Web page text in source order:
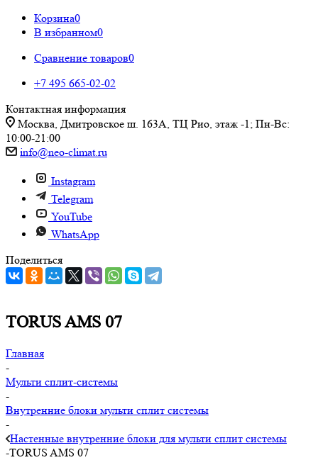
Корзина0
В избранном0
Сравнение товаров0
+7 495 665-02-02
Контактная информация
Москва, Дмитровское ш. 163А, ТЦ Рио, этаж -1; Пн-Вс:
10:00-21:00
info@neo-climat.ru
Instagram
Telegram
YouTube
WhatsApp
Поделиться
TORUS AMS 07
Главная
-
Мульти сплит-системы
-
Внутренние блоки мульти сплит системы
-
Настенные внутренние блоки для мульти сплит системы
-TORUS AMS 07